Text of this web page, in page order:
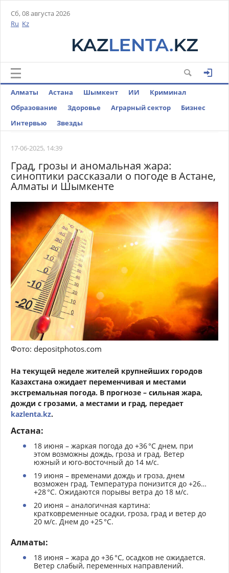
Сб, 08 августа 2026
Ru Kz
Алматы Астана Шымкент ИИ
Криминал
Образование
Здоровье Аграрный сектор
Бизнес
Интервью
Звезды
17-06-2025, 14:39
Град, грозы и аномальная жара:
синоптики рассказали о погоде в Астане,
Алматы и Шымкенте
Фото: depositphotos.com
На текущей неделе жителей крупнейших городов
Казахстана ожидает переменчивая и местами
экстремальная погода. В прогнозе – сильная жара,
дожди с грозами, а местами и град, передает
kazlenta.kz.
Астана:
18 июня – жаркая погода до +36 °C днем, при
этом возможны дождь, гроза и град. Ветер
южный и юго-восточный до 14 м/с.
19 июня – временами дождь и гроза, днем
возможен град. Температура понизится до +26…
+28 °C. Ожидаются порывы ветра до 18 м/с.
20 июня – аналогичная картина:
кратковременные осадки, гроза, град и ветер до
20 м/с. Днем до +25 °C.
Алматы:
18 июня – жара до +36 °C, осадков не ожидается.
Ветер слабый, переменных направлений.